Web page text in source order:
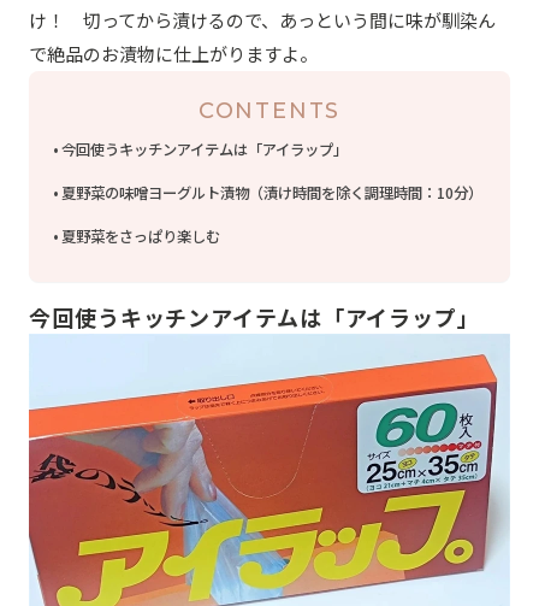
け！ 切ってから漬けるので、あっという間に味が馴染ん
で絶品のお漬物に仕上がりますよ。
CONTENTS
今回使うキッチンアイテムは「アイラップ」
夏野菜の味噌ヨーグルト漬物（漬け時間を除く調理時間：10分）
夏野菜をさっぱり楽しむ
今回使うキッチンアイテムは「アイラップ」